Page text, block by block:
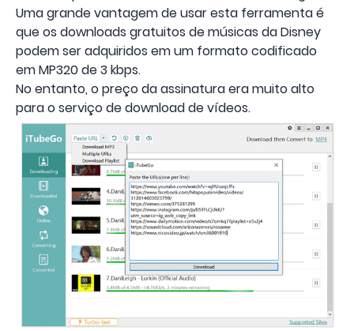
Uma grande vantagem de usar esta ferramenta é
que os downloads gratuitos de músicas da Disney
podem ser adquiridos em um formato codificado
em MP320 de 3 kbps.
No entanto, o preço da assinatura era muito alto
para o serviço de download de vídeos.